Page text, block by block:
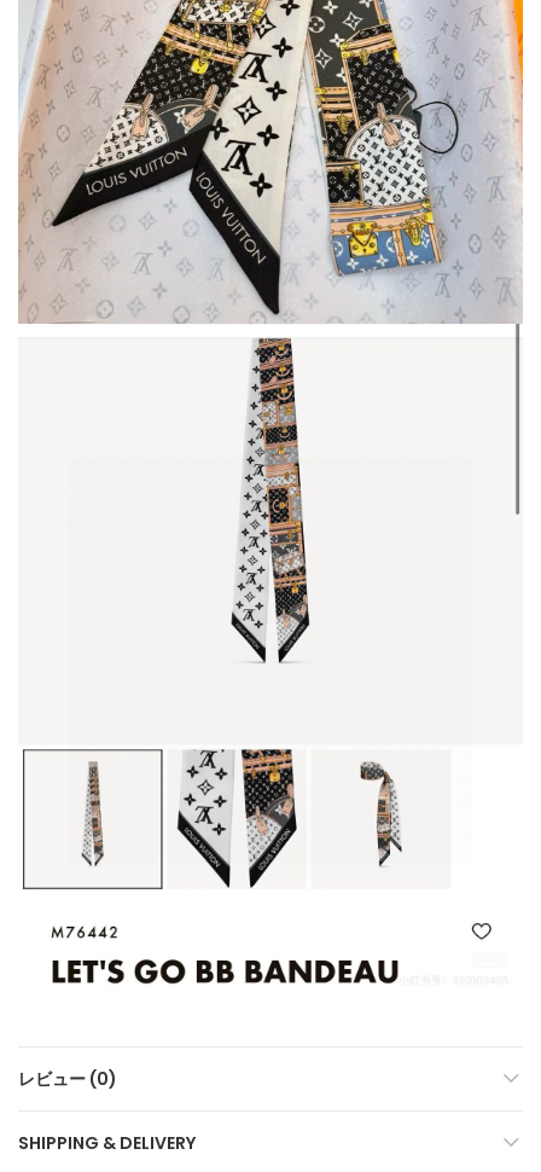
レビュー (0)
SHIPPING & DELIVERY